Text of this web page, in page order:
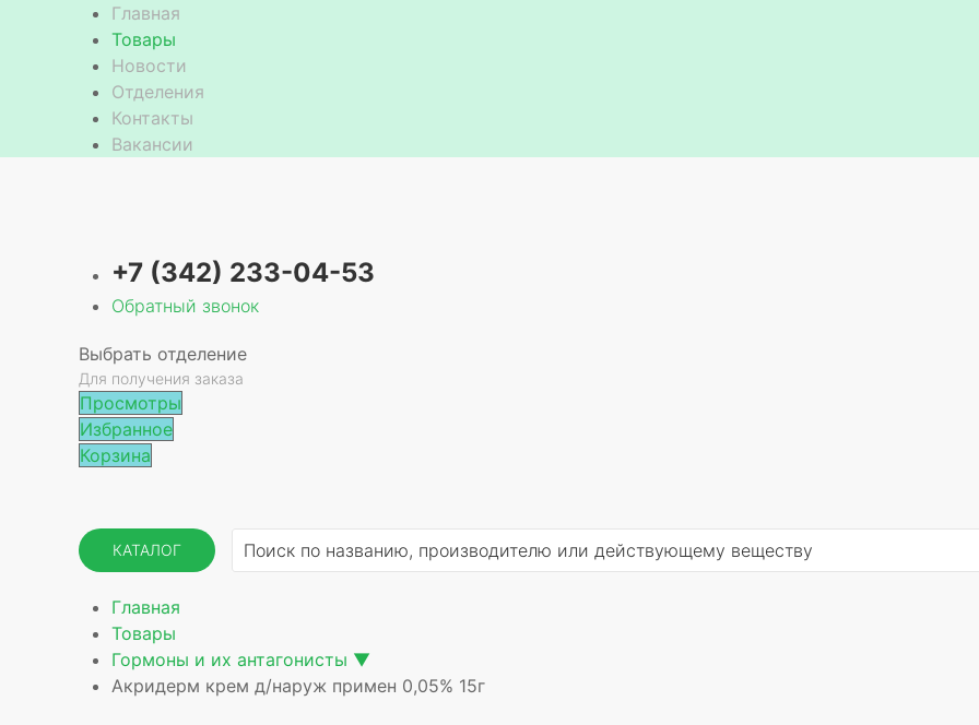
Главная
Товары
Новости
Отделения
Контакты
Вакансии
+7 (342) 233-04-53
Обратный звонок
Выбрать отделение
Для получения заказа
Просмотры
Избранное
Корзина
КАТАЛОГ
Главная
Товары
Гормоны и их антагонисты ▼
Акридерм крем д/наруж примен 0,05% 15г